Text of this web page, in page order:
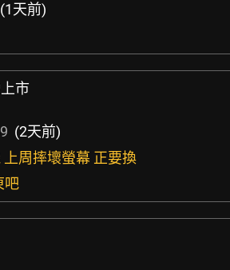
(1天前)
市
(2天前)
周摔壞螢幕 正要換
吧